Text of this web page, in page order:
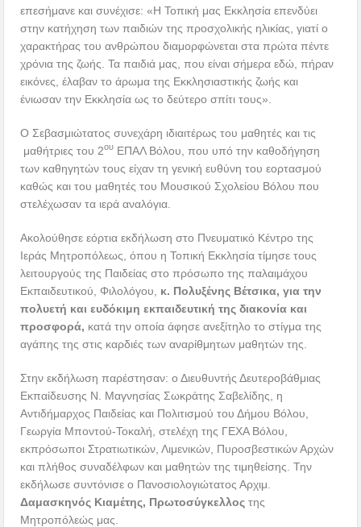
επεσήμανε και συνέχισε: «Η Τοπική μας Εκκλησία επενδύει
στην κατήχηση των παιδιών της προσχολικής ηλικίας, γιατί ο
χαρακτήρας του ανθρώπου διαμορφώνεται στα πρώτα πέντε
χρόνια της ζωής. Τα παιδιά μας, που είναι σήμερα εδώ, πήραν
εικόνες, έλαβαν το άρωμα της Εκκλησιαστικής ζωής και
ένιωσαν την Εκκλησία ως το δεύτερο σπίτι τους».
Ο Σεβασμιώτατος συνεχάρη ιδιαιτέρως του μαθητές και τις
μαθήτριες του 2ου ΕΠΑΛ Βόλου, που υπό την καθοδήγηση
των καθηγητών τους είχαν τη γενική ευθύνη του εορτασμού
καθώς και του μαθητές του Μουσικού Σχολείου Βόλου που
στελέχωσαν τα ιερά αναλόγια.
Ακολούθησε εόρτια εκδήλωση στο Πνευματικό Κέντρο της
Ιεράς Μητροπόλεως, όπου η Τοπική Εκκλησία τίμησε τους
λειτουργούς της Παιδείας στο πρόσωπο της παλαιμάχου
Εκπαιδευτικού, Φιλολόγου, κ. Πολυξένης Βέτσικα, για την
πολυετή και ευδόκιμη εκπαιδευτική της διακονία και
προσφορά, κατά την οποία άφησε ανεξίτηλο το στίγμα της
αγάπης της στις καρδιές των αναρίθμητων μαθητών της.
Στην εκδήλωση παρέστησαν: ο Διευθυντής Δευτεροβάθμιας
Εκπαίδευσης Ν. Μαγνησίας Σωκράτης Σαβελίδης, η
Αντιδήμαρχος Παιδείας και Πολιτισμού του Δήμου Βόλου,
Γεωργία Μποντού-Τοκαλή, στελέχη της ΓΕΧΑ Βόλου,
εκπρόσωποι Στρατιωτικών, Λιμενικών, Πυροσβεστικών Αρχών
και πλήθος συναδέλφων και μαθητών της τιμηθείσης. Την
εκδήλωσε συντόνισε ο Πανοσιολογιώτατος Αρχιμ.
Δαμασκηνός Κιαμέτης, Πρωτοσύγκελλος της
Μητροπόλεώς μας.